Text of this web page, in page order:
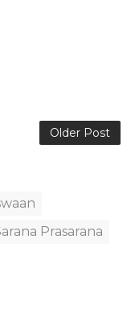
Older Post
Prasarana